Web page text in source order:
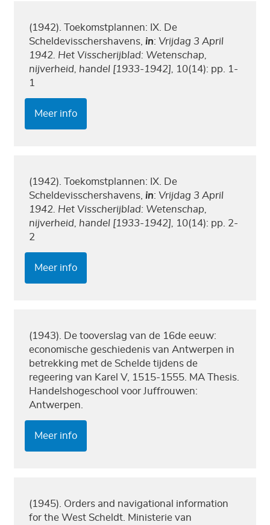
(1942). Toekomstplannen: IX. De
Scheldevisschershavens, in:Vrijdag 3 April
1942. Het Visscherijblad: Wetenschap,
nijverheid, handel [1933-1942],
10(14): pp. 1-
1
Meer info
(1942). Toekomstplannen: IX. De
Scheldevisschershavens, in:Vrijdag 3 April
1942. Het Visscherijblad: Wetenschap,
nijverheid, handel [1933-1942],
10(14): pp. 2-
2
Meer info
(1943). De tooverslag van de 16de eeuw:
economische geschiedenis van Antwerpen in
betrekking met de Schelde tijdens de
regeering van Karel V, 1515-1555. MA Thesis.
Handelshogeschool voor Juffrouwen:
Antwerpen.
Meer info
(1945). Orders and navigational information
for the West Scheldt. Ministerie van